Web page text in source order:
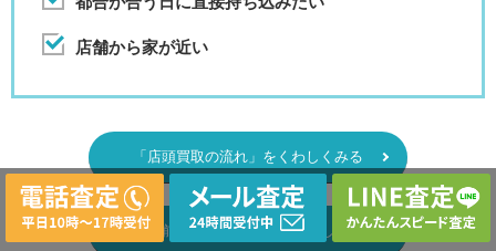
店舗から家が近い
「店頭買取の流れ」をくわしくみる
「事前オンライン査定」を申し込む